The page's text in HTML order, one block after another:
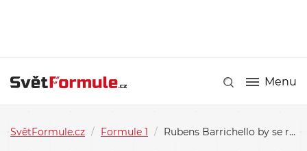
Menu
SvětFormule.cz / Formule 1 / Rubens Barrichello by se rád naposledy svezl ve Formuli 1